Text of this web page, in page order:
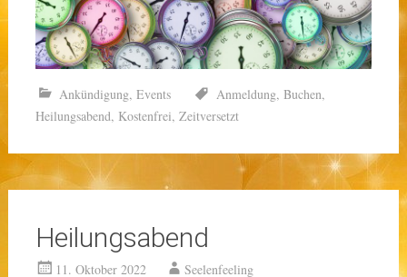
Ankündigung, Events Anmeldung, Buchen,
Heilungsabend, Kostenfrei, Zeitversetzt
Heilungsabend
11. Oktober 2022 Seelenfeeling